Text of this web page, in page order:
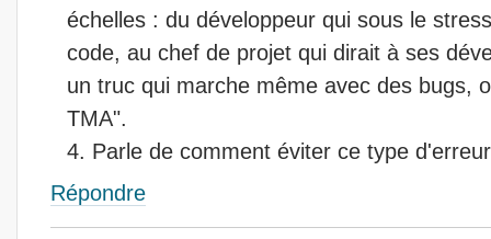
échelles : du développeur qui sous le
code, au chef de projet qui dirait à ses
un truc qui marche même avec des bugs,
TMA".
Parle de comment éviter ce type
Répondre